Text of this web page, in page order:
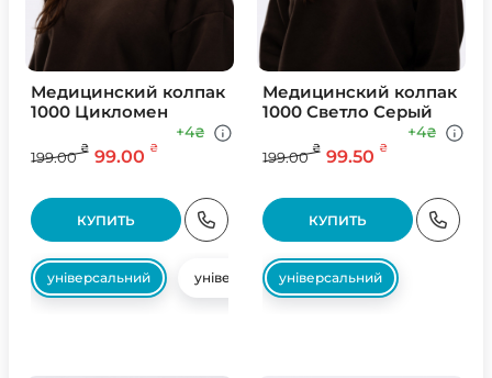
Медицинский колпак
1000 Цикломен
199.00
₴ 99.00 ₴
+4₴
КУПИТЬ
універсальний універсальний
Медицинский колпак
1000 Светло Серый
199.00
₴ 99.50 ₴
+4₴
КУПИТЬ
універсальний